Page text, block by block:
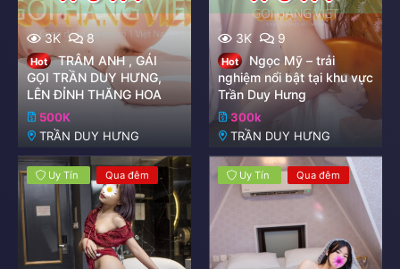
3K 8
Hot
TRÂM ANH , GÁI
GỌI TRẦN DUY HƯNG,
LÊN ĐỈNH THĂNG HOA
500K
TRẦN DUY HƯNG
3K 9
Hot
Ngọc Mỹ – trải
nghiệm nổi bật tại khu vực
Trần Duy Hưng
300k
TRẦN DUY HƯNG
Uy Tín Qua đêm Uy Tín Qua đêm